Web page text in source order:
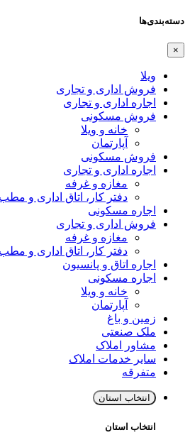
دسته‌بندی‌ها
×
ویلا
فروش اداری و تجاری
اجاره اداری و تجاری
فروش مسکونی
خانه و ویلا
آپارتمان
فروش مسکونی
اجاره اداری و تجاری
مغازه و غرفه
دفتر کار، اتاق اداری و مطب
اجاره مسکونی
فروش اداری و تجاری
مغازه و غرفه
دفتر کار، اتاق اداری و مطب
اجاره اتاق و پانسیون
اجاره مسکونی
خانه و ویلا
آپارتمان
زمین و باغ
ملک صنعتی
مشاور املاک
سایر خدمات املاک
متفرقه
انتخاب استان
انتخاب استان